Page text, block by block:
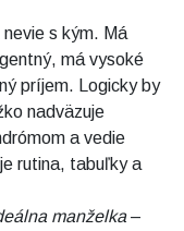
s kým. Má
má vysoké
príjem. Logicky by
nadväzuje
a vedie
rutina, tabuľky a
manželka–